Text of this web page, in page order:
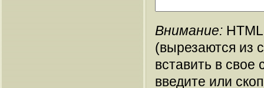
Внимание:
(вырезаются из
вставить в
введите или